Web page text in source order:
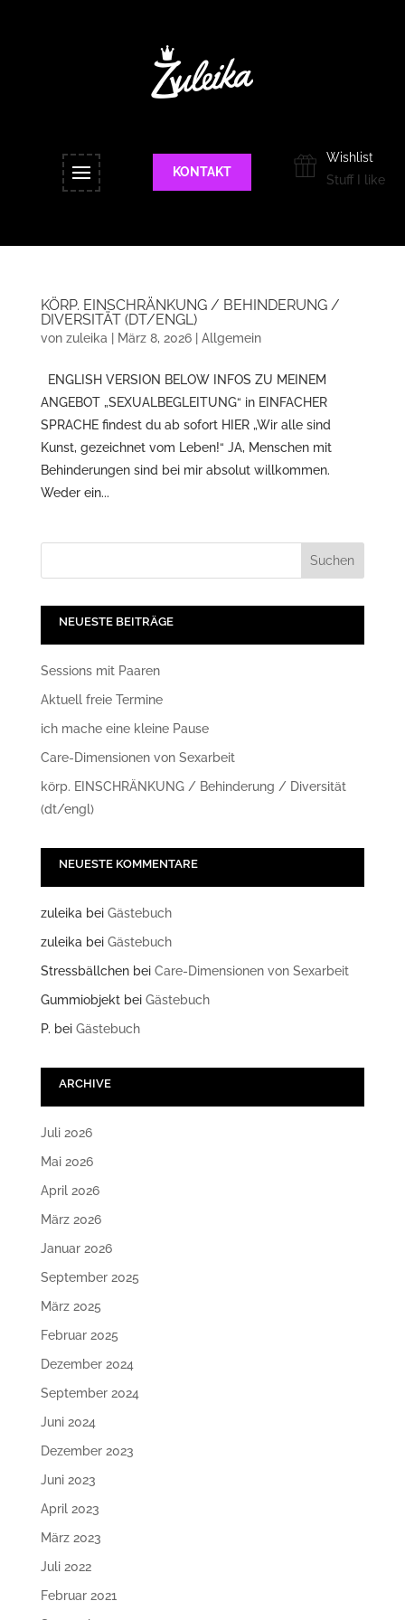
KONTAKT
Wishlist
Stuff I like
KÖRP. EINSCHRÄNKUNG / BEHINDERUNG /
DIVERSITÄT (DT/ENGL)
von zuleika März 8, 2026| Allgemein
ENGLISH VERSION BELOW INFOS ZU MEINEM
ANGEBOT „SEXUALBEGLEITUNG“ in EINFACHER
SPRACHE findest du ab sofort HIER „Wir alle sind
Kunst, gezeichnet vom Leben!“ JA, Menschen mit
Behinderungen sind bei mir absolut willkommen.
Weder ein...
NEUESTE BEITRÄGE
Sessions mit Paaren
Aktuell freie Termine
ich mache eine kleine Pause
Care-Dimensionen von Sexarbeit
körp. EINSCHRÄNKUNG / Behinderung / Diversität
(dt/engl)
NEUESTE KOMMENTARE
zuleika bei Gästebuch
zuleika bei Gästebuch
Stressbällchenbei Care-Dimensionen von Sexarbeit
Gummiobjektbei Gästebuch
P. bei Gästebuch
ARCHIVE
Juli 2026
Mai 2026
April 2026
März 2026
Januar 2026
September 2025
März 2025
Februar 2025
Dezember 2024
September 2024
Juni 2024
Dezember 2023
Juni 2023
April 2023
März 2023
Juli 2022
Februar 2021